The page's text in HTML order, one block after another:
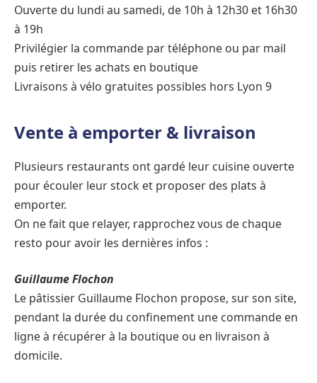
Ouverte du lundi au samedi, de 10h à 12h30 et 16h30
à 19h
Privilégier la commande par téléphone ou par mail
puis retirer les achats en boutique
Livraisons à vélo gratuites possibles hors Lyon 9
Vente à emporter & livraison
Plusieurs restaurants ont gardé leur cuisine ouverte
pour écouler leur stock et proposer des plats à
emporter.
On ne fait que relayer, rapprochez vous de chaque
resto pour avoir les dernières infos :
Guillaume Flochon
Le pâtissier Guillaume Flochon propose, sur son site,
pendant la durée du confinement une commande en
ligne à récupérer à la boutique ou en livraison à
domicile.